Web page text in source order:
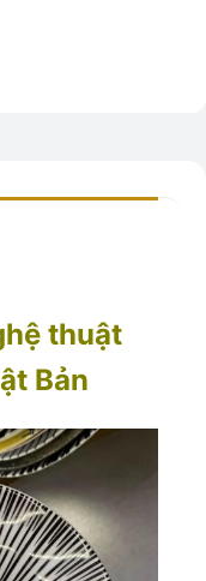
thuật
Bản